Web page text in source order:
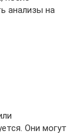
анализы на
Они могут